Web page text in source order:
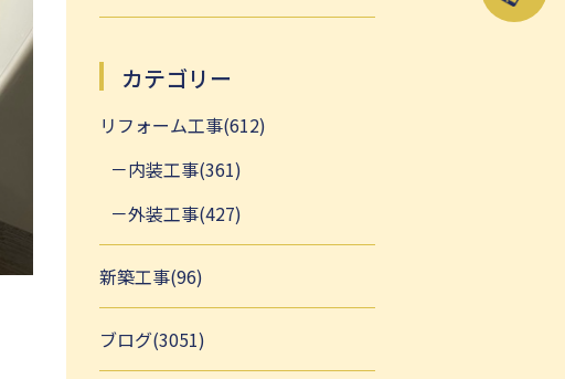
カテゴリー
リフォーム工事(612)
内装工事(361)
外装工事(427)
新築工事(96)
ブログ(3051)